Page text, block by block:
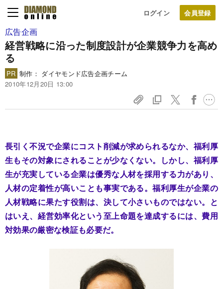
ログイン
広告企画
経営戦略に沿った制度設計が企業競争力を高め
る
PR 制作： ダイヤモンド広告企画チーム
2010年12月20日 13:00
長引く不況で企業にコスト削減が求められるなか、福利厚
生もその対象にされることが少なくない。しかし、福利厚
生が充実している企業は優秀な人材を採用する力があり、
人材の定着性が高いことも事実である。福利厚生が企業の
人材戦略に果たす役割は、決して小さいものではない。と
はいえ、経営効率化という至上命題を達成するには、費用
対効果の厳密な検証も必要だ。